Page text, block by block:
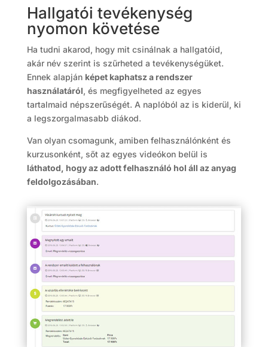
Hallgatói tevékenység
nyomon követése
Ha tudni akarod, hogy mit csinálnak a hallgatóid,
akár név szerint is szűrheted a tevékenységüket.
Ennek alapján képet kaphatsz a rendszer
használatáról, és megfigyelheted az egyes
tartalmaid népszerűségét. A naplóból az is kiderül, ki
a legszorgalmasabb diákod.
Van olyan csomagunk, amiben felhasználónként és
kurzusonként, sőt az egyes videókon belül is
láthatod, hogy az adott felhasználó hol áll az anyag
feldolgozásában.